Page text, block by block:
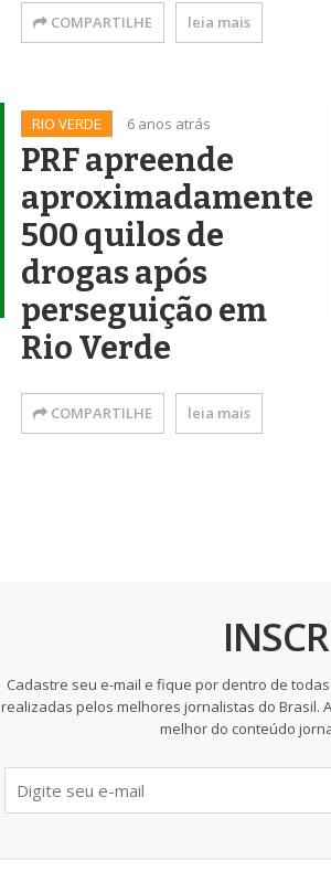
COMPARTILHE leia mais
RIO VERDE 6 anos atrás
PRF apreende
aproximadamente
500 quilos de
drogas após
perseguição em
Rio Verde
COMPARTILHE leia mais
Cadastre seu e-mail e fique por dentro de
realizadas pelos melhores jornalistas do Brasil.
melhor do conteúdo